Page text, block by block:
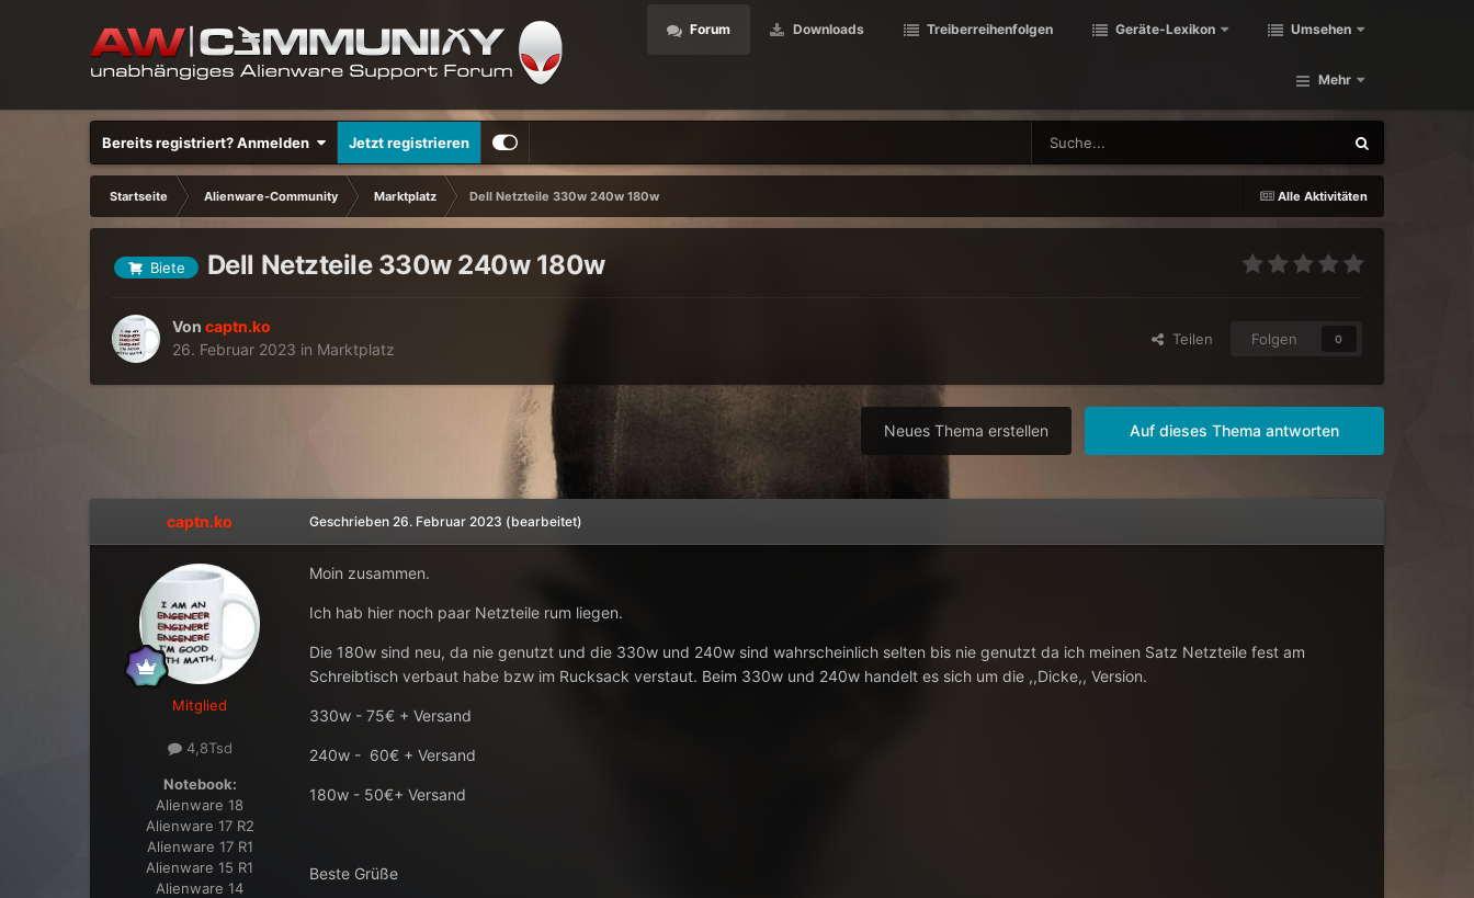
Forum Downloads Treiberreihenfolgen Geräte-Lexikon Umsehen
Mehr
Bereits registriert? Anmelden Jetzt registrieren
Alle Aktivitäten
Startseite Alienware-Community Marktplatz Dell Netzteile 330w 240w 180w
Biete Dell Netzteile 330w 240w 180w
Voncaptn.ko
26. Februar 2023 in Marktplatz
Teilen Folgen 0
Auf dieses Thema antworten
Neues Thema erstellen
captn.ko
Mitglied
4,8Tsd
Notebook:
Alienware 18
Alienware 17 R2
Alienware 17 R1
Alienware 15 R1
Alienware 14
Geschrieben26. Februar 2023 (bearbeitet)
Moin zusammen.
Ich hab hier noch paar Netzteile rum liegen.
Die 180w sind neu, da nie genutzt und die 330w und 240w sind wahrscheinlich selten bis nie genutzt da ich meinen Satz Netzteile fest am
Schreibtisch verbaut habe bzw im Rucksack verstaut. Beim 330w und 240w handelt es sich um die ,,Dicke,, Version.
330w - 75€ + Versand
240w - 60€ + Versand
180w - 50€+ Versand
Beste Grüße